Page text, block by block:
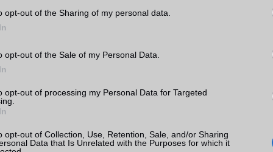
opt-out of the Sharing of my personal data.
opt-out of the Sale of my Personal Data.
opt-out of processing my Personal Data for Targeted
opt-out of Collection, Use, Retention, Sale, and/or Sharing
Data that Is Unrelated with the Purposes for which it
Wi-Fi (alap)g/b
Wi-Fi extra
Blackberry Nincs
TV/USB kapcsolat Nincs